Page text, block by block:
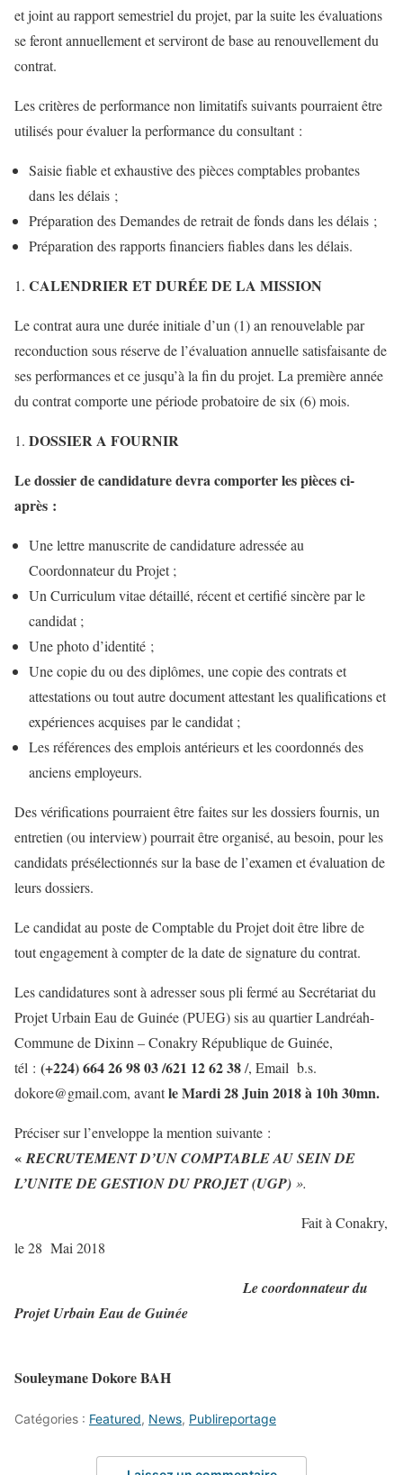
et joint au rapport semestriel du projet, par la suite les évaluations
se feront annuellement et serviront de base au renouvellement du
contrat.
Les critères de performance non limitatifs suivants pourraient être
utilisés pour évaluer la performance du consultant :
Saisie fiable et exhaustive des pièces comptables probantes
dans les délais ;
Préparation des Demandes de retrait de fonds dans les délais ;
Préparation des rapports financiers fiables dans les délais.
CALENDRIER ET DURÉE DE LA MISSION
Le contrat aura une durée initiale d’un (1) an renouvelable par
reconduction sous réserve de l’évaluation annuelle satisfaisante de
ses performances et ce jusqu’à la fin du projet. La première année
du contrat comporte une période probatoire de six (6) mois.
DOSSIER A FOURNIR
Le dossier de candidature devra comporter les pièces ci-
après :
Une lettre manuscrite de candidature adressée au
Coordonnateur du Projet ;
Un Curriculum vitae détaillé, récent et certifié sincère par le
candidat ;
Une photo d’identité ;
Une copie du ou des diplômes, une copie des contrats et
attestations ou tout autre document attestant les qualifications et
expériences acquises par le candidat ;
Les références des emplois antérieurs et les coordonnés des
anciens employeurs.
Des vérifications pourraient être faites sur les dossiers fournis, un
entretien (ou interview) pourrait être organisé, au besoin, pour les
candidats présélectionnés sur la base de l’examen et évaluation de
leurs dossiers.
Le candidat au poste de Comptable du Projet doit être libre de
tout engagement à compter de la date de signature du contrat.
Les candidatures sont à adresser sous pli fermé au Secrétariat du
Projet Urbain Eau de Guinée (PUEG) sis au quartier Landréah-
Commune de Dixinn – Conakry République de Guinée,
tél : (+224) 664 26 98 03 /621 12 62 38/, Email b.s.
dokore@gmail.com, avantle Mardi 28 Juin 2018 à 10h 30mn.
Préciser sur l’enveloppe la mention suivante :
« RECRUTEMENT D’UN COMPTABLE AU SEIN DE
L’UNITE DE GESTION DU PROJET (UGP) ».
Fait à Conakry,
le 28 Mai 2018
Le coordonnateur du
Projet Urbain Eau de Guinée
Souleymane Dokore BAH
Catégories : Featured, News, Publireportage